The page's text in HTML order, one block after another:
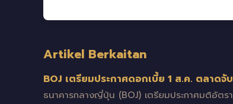
Artikel Berkaitan
BOJ เตรียมประกาศดอกเบี้ย 1 ส.ค. ตลา
ธนาคารกลางญี่ปุ่น (BOJ) เตรียมประกาศมติอัต